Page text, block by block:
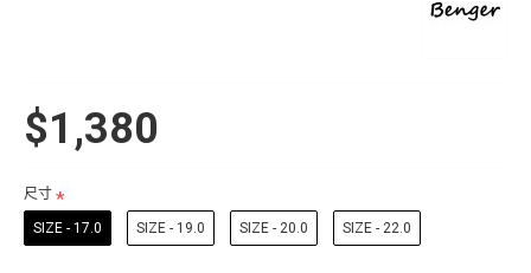
$1,380
尺寸
SIZE - 17.0 SIZE - 19.0 SIZE - 20.0 SIZE - 22.0